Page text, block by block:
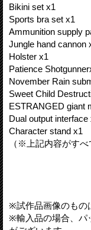
Bikini set x1
Sports bra set x1
Ammunition supply
Jungle hand cannon
Holster x1
Patience
November Rain
Sweet Child
ESTRANGED giant
Dual output interface
Character stand x1
（※上記内容がすべ
※試作品画像のもの
※輸入品の場合、パ